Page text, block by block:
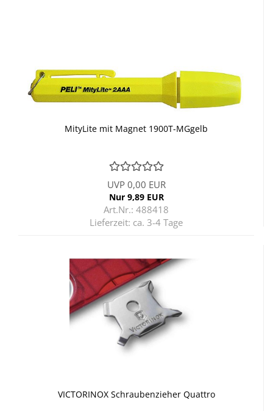
Mit­y­Li­te mit Ma­gnet 1900T-​​MG­gelb
UVP 0,00 EUR
Nur 9,89 EUR
Art.Nr.: 488418
Lieferzeit: ca. 3-4 Tage
VIC­TO­RI­NOX Schrau­ben­zie­her Quat­tro